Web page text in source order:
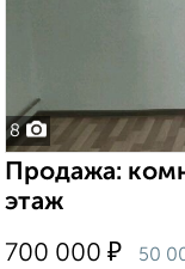
8
Продажа:
этаж
700 000 ₽ 50